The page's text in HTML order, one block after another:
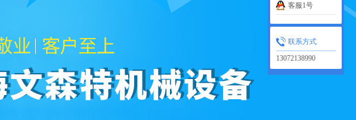
客服1号
联系方式
13072138990